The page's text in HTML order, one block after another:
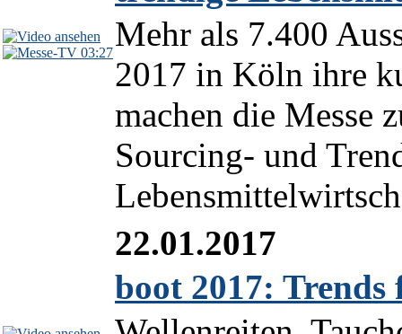
03:27Mehr als 7.400
2017 in Köln ihre
machen die Messe
Sourcing- und
22.01.2017
boot 2017: